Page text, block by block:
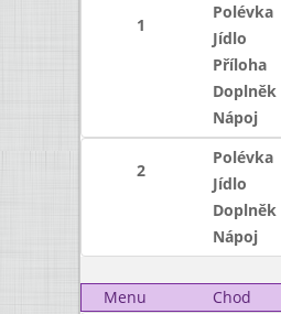
1
Polévka
Jídlo
Příloha
Doplněk
Nápoj
2
Polévka
Jídlo
Doplněk
Nápoj
Menu
Chod